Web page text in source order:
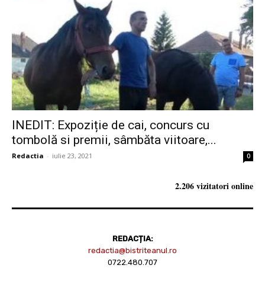
INEDIT: Expoziție de cai, concurs cu
tombolă si premii, sâmbăta viitoare,...
Redactia - iulie 23, 2021 0
2.206 vizitatori online
REDACȚIA:
redactia@bistriteanul.ro
0722.480.707